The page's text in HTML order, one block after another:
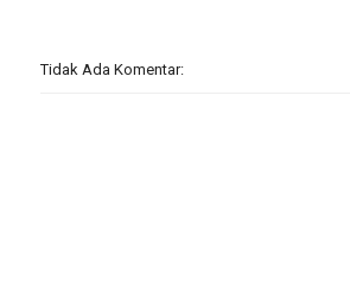
Tidak Ada Komentar: